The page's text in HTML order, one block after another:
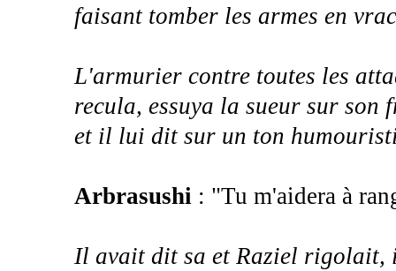
faisant tomber les armes en
L'armurier contre toutes les
recula, essuya la sueur sur
et il lui dit sur un ton
Arbrasushi : "Tu m'aidera à
Il avait dit sa et Raziel rigolait,